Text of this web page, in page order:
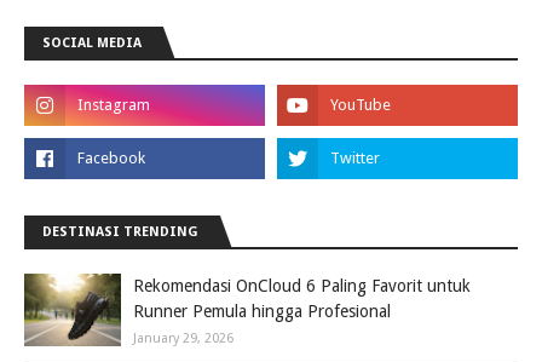
SOCIAL MEDIA
DESTINASI TRENDING
Rekomendasi OnCloud 6 Paling Favorit untuk
Runner Pemula hingga Profesional
January 29, 2026